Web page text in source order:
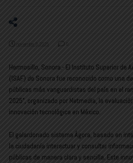
noviembre 9, 2025 0
Hermosillo, Sonora.- El Instituto Superior de
(ISAF) de Sonora fue reconocido como una
públicas más vanguardistas del país en el
2025”, organizado por Netmedia, la
innovación tecnológica en México.
El galardonado sistema Ágora, basado en
la ciudadanía interactuar y consultar
públicas de manera clara y sencilla. Este